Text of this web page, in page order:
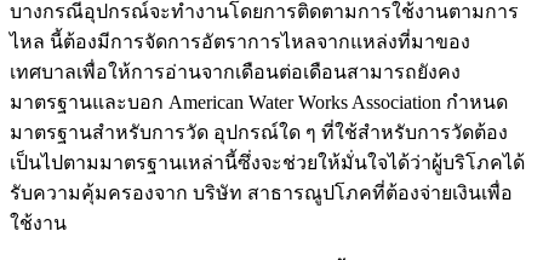
บางกรณีอุปกรณ์จะทำงานโดยการติดตามการใช้งานตามการ
ไหล นี้ต้องมีการจัดการอัตราการไหลจากแหล่งที่มาของ
เทศบาลเพื่อให้การอ่านจากเดือนต่อเดือนสามารถยังคง
มาตรฐานและบอก American Water Works Association กำหนด
มาตรฐานสำหรับการวัด อุปกรณ์ใด ๆ ที่ใช้สำหรับการวัดต้อง
เป็นไปตามมาตรฐานเหล่านี้ซึ่งจะช่วยให้มั่นใจได้ว่าผู้บริโภคได้
รับความคุ้มครองจาก บริษัท สาธารณูปโภคที่ต้องจ่ายเงินเพื่อ
ใช้งาน